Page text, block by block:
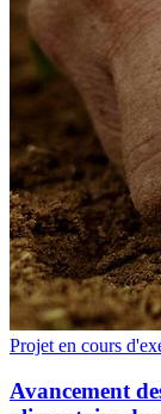
Projet en cours
Avancement